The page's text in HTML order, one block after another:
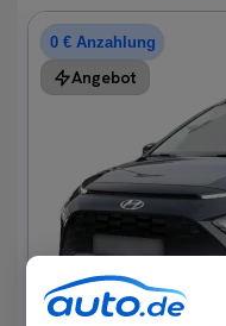
0 € Anzahlung
Angebot